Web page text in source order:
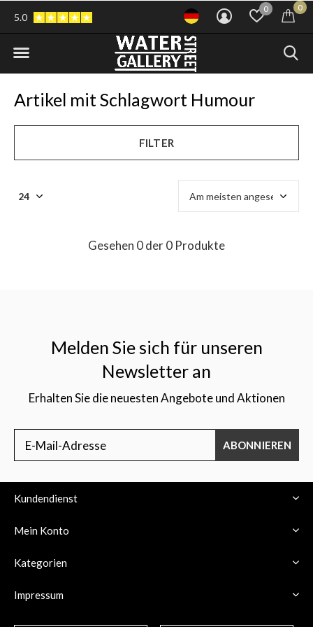
0 0
5.0
Artikel mit Schlagwort Humour
FILTER
Gesehen 0 der 0 Produkte
Melden Sie sich für unseren
Newsletter an
Erhalten Sie die neuesten Angebote und Aktionen
ABONNIEREN
Kundendienst
Mein Konto
Kategorien
Impressum